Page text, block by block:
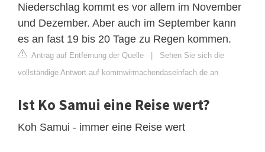
Niederschlag kommt es vor allem im November
und Dezember. Aber auch im September kann
es an fast 19 bis 20 Tage zu Regen kommen.
Antrag auf Entfernung der Quelle | Sehen Sie sich die
vollständige Antwort auf kommwirmachendaseinfach.de an
Ist Ko Samui eine Reise wert?
Koh Samui - immer eine Reise wert